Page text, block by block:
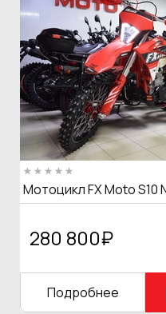
Мотоцикл FX Moto S10
280 800₽
Подробнее